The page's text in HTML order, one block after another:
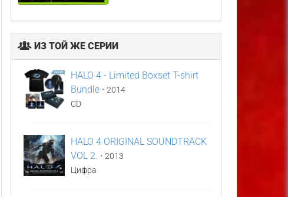
ИЗ ТОЙ ЖЕ СЕРИИ
HALO 4 - Limited Boxset T-shirt
Bundle • 2014
CD
HALO 4 ORIGINAL SOUNDTRACK
VOL 2. • 2013
Цифра